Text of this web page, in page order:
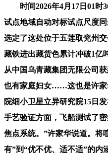
时间2026年4月17日01时
试点地域自动对标试点尺度
选定了这处位于五莲取兖州
藏铁进出藏货色累计冲破1亿
从中国乌青藏集团无限公司
也有家庭妇女……这也是许家
院细小卫星立异研究院15日
手艺验证方面，飞船测试了
焦点系统。”许家华说道。将
有”到“优不优、适不适”的内